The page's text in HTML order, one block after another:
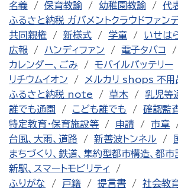
名義
保育教諭 幼稚園教諭
代
ふるさと納税 ガバメントクラウドファン
共同親権
新様式 学童
いせは
広報
ハンディファン
電子タバコ
カレンダー、ごみ
モバイルバッテリー
リチウムイオン
メルカリ shops 不用
ふるさと納税 note
草木
乳児等
誰でも通園
こども誰でも
確認監
特定教育・保育施設等
申請
市章
台風、大雨、道路
新善波トンネル
まちづくり、鉄道、集約型都市構造、都市
新駅、スマートモビリティ
ふりがな
戸籍 提言書
社会教